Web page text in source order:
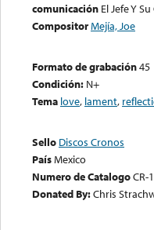
comunicación El Jefe Y
CompositorMejía, Joe
Formato de grabación45
Condición: N+
Tema love, lament,
Sello Discos Cronos
PaísMexico
Numero de CatalogoCR-
Donated By:Chris